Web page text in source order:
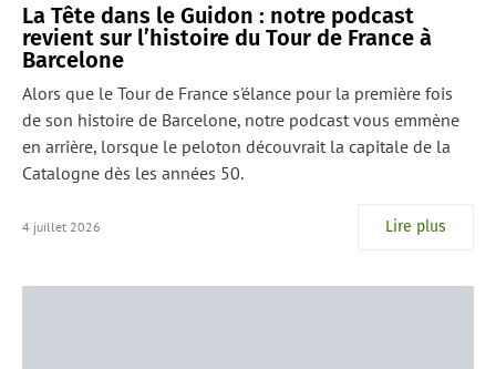
La Tête dans le Guidon : notre podcast
revient sur l’histoire du Tour de France à
Barcelone
Alors que le Tour de France s'élance pour la première fois
de son histoire de Barcelone, notre podcast vous emmène
en arrière, lorsque le peloton découvrait la capitale de la
Catalogne dès les années 50.
4 juillet 2026 Lire plus